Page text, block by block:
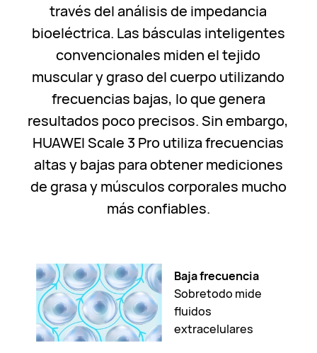
través del análisis de impedancia
bioeléctrica. Las básculas inteligentes
convencionales miden el tejido
muscular y graso del cuerpo utilizando
frecuencias bajas, lo que genera
resultados poco precisos. Sin embargo,
HUAWEI Scale 3 Pro utiliza frecuencias
altas y bajas para obtener mediciones
de grasa y músculos corporales mucho
más confiables.
Baja frecuencia
Sobretodo mide
fluidos
extracelulares